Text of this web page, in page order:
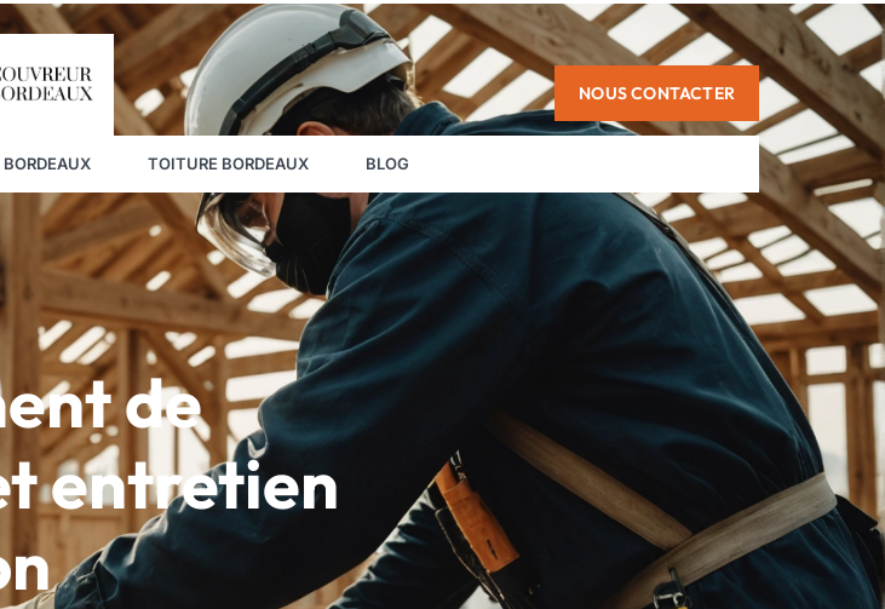
NOUS CONTACTER
TOITURE BORDEAUX BLOG
de
entretien